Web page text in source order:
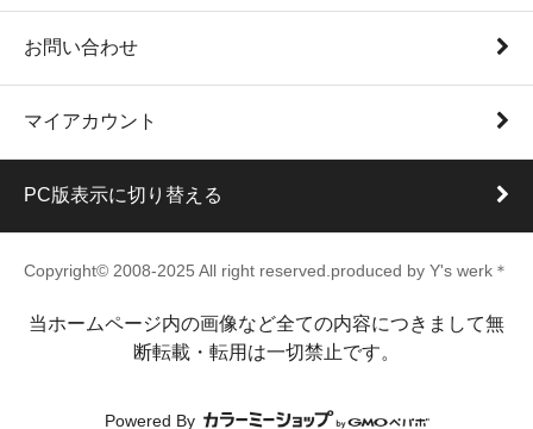
お問い合わせ
マイアカウント
PC版表示に切り替える
Copyright© 2008-2025 All right reserved.produced by Y's werk＊
当ホームページ内の画像など全ての内容につきまして無
断転載・転用は一切禁止です。
Powered By